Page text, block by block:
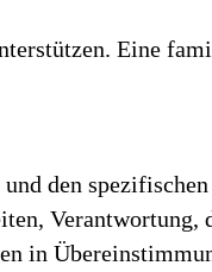
Eine
den
Verantwortung,
in